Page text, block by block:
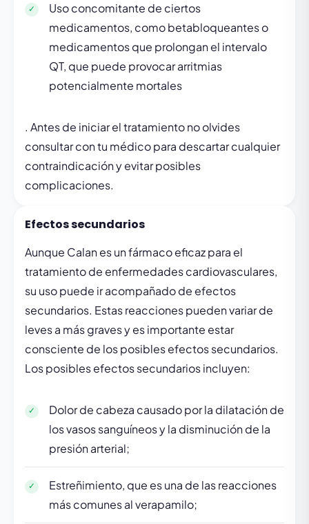
Uso concomitante de ciertos
medicamentos, como betabloqueantes o
medicamentos que prolongan el intervalo
QT, que puede provocar arritmias
potencialmente mortales
. Antes de iniciar el tratamiento no olvides
consultar con tu médico para descartar cualquier
contraindicación y evitar posibles
complicaciones.
Efectos secundarios
Aunque Calan es un fármaco eficaz para el
tratamiento de enfermedades cardiovasculares,
su uso puede ir acompañado de efectos
secundarios. Estas reacciones pueden variar de
leves a más graves y es importante estar
consciente de los posibles efectos secundarios.
Los posibles efectos secundarios incluyen:
Dolor de cabeza causado por la dilatación de
los vasos sanguíneos y la disminución de la
presión arterial;
Estreñimiento, que es una de las reacciones
más comunes al verapamilo;